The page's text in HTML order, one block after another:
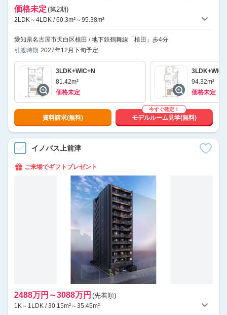
価格未定 (第2期)
2LDK～4LDK / 60.3m²～95.38m²
愛知県名古屋市天白区植田 / 地下鉄鶴舞線「植田」歩4分
引渡時期 2027年12月下旬予定
3LDK+WIC+N
81.42m²
価格未定
94.32m²
価格未定
資料請求(無料)
今すぐ確定！
モデルルーム見学(無料)
イノバス上前津
ご来場でギフトプレゼント
2488万円～3088万円 (先着順)
1K～1LDK / 30.15m²～35.45m²